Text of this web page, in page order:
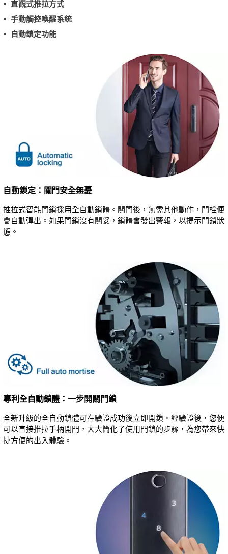
直觀式推拉方式
手動觸控喚醒系統
自動鎖定功能
自動鎖定：關門安全無憂
推拉式智能門鎖採用全自動鎖體。關門後，無需其他動作，門栓便
會自動彈出。如果門鎖沒有關妥，鎖體會發出警報，以提示門鎖狀
態。
專利全自動鎖體：一步開關門鎖
全新升級的全自動鎖體可在驗證成功後立即開鎖。經驗證後，您便
可以直接推拉手柄開門，大大簡化了使用門鎖的步驟，為您帶來快
捷方便的出入體驗。